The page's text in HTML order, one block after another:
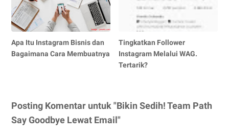
Apa Itu Instagram Bisnis dan
Bagaimana Cara Membuatnya
Tingkatkan Follower
Instagram Melalui WAG.
Tertarik?
Posting Komentar untuk "Bikin Sedih! Team Path
Say Goodbye Lewat Email"